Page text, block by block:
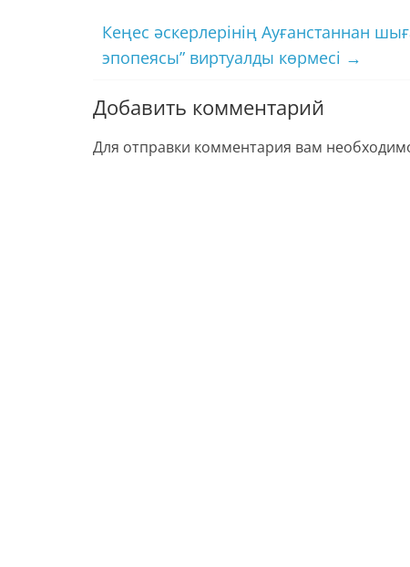
Кеңес әскерлерінің Ауғанстаннан
эпопеясы” виртуалды көрмесі →
Добавить комментарий
Для отправки комментария вам